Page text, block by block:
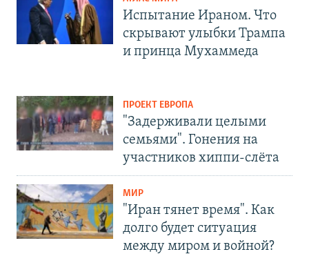
Испытание Ираном. Что
скрывают улыбки Трампа
и принца Мухаммеда
ПРОЕКТ ЕВРОПА
"Задерживали целыми
семьями". Гонения на
участников хиппи-слёта
МИР
"Иран тянет время". Как
долго будет ситуация
между миром и войной?